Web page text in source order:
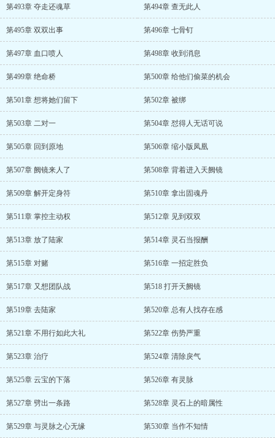
第493章 夺走还魂草 第494章 查无此人
第495章 双双出事 第496章 七骨钉
第497章 血口喷人 第498章 收到消息
第499章 绝命桥 第500章 给他们偷菜的机会
第501章 想将她们留下 第502章 被绑
第503章 二对一 第504章 怼得人无话可说
第505章 回到原地 第506章 缩小版凤凰
第507章 阙镜来人了 第508章 背着进入天阙镜
第509章 解开定身符 第510章 拿出固魂丹
第511章 掌控主动权 第512章 见到双双
第513章 放了陆家 第514章 灵石当报酬
第515章 对赌 第516章 一招定胜负
第517章 又想团队战 第518 打开天阙镜
第519章 去陆家 第520章 总有人找存在感
第521章 不用行如此大礼 第522章 伤势严重
第523章 治疗 第524章 清除戾气
第525章 云宝的下落 第526章 有灵脉
第527章 劈出一条路 第528章 灵石上的暗属性
第529章 与灵脉之心无缘 第530章 当作不知情